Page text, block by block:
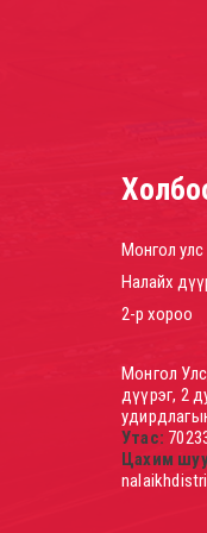
Монгол улс
Налайх
2-р хороо
Монгол
дүүрэг, 2
Утас:
Цахим